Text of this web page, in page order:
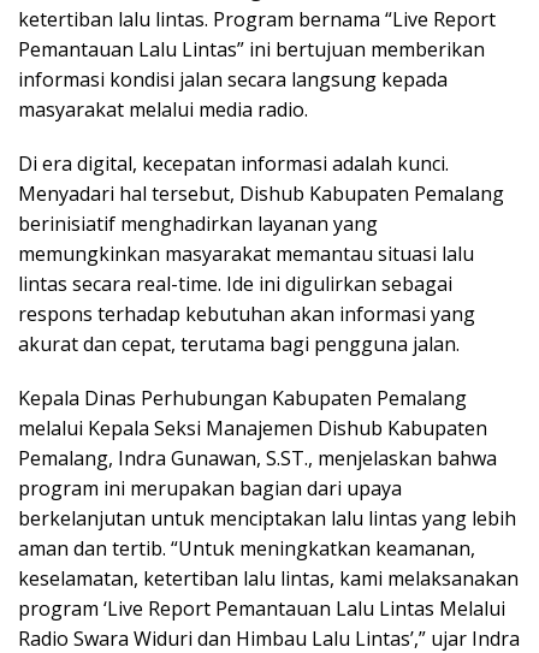
ketertiban lalu lintas. Program bernama “Live Report
Pemantauan Lalu Lintas” ini bertujuan memberikan
informasi kondisi jalan secara langsung kepada
masyarakat melalui media radio.
Di era digital, kecepatan informasi adalah kunci.
Menyadari hal tersebut, Dishub Kabupaten Pemalang
berinisiatif menghadirkan layanan yang
memungkinkan masyarakat memantau situasi lalu
lintas secara real-time. Ide ini digulirkan sebagai
respons terhadap kebutuhan akan informasi yang
akurat dan cepat, terutama bagi pengguna jalan.
Kepala Dinas Perhubungan Kabupaten Pemalang
melalui Kepala Seksi Manajemen Dishub Kabupaten
Pemalang, Indra Gunawan, S.ST., menjelaskan bahwa
program ini merupakan bagian dari upaya
berkelanjutan untuk menciptakan lalu lintas yang lebih
aman dan tertib. “Untuk meningkatkan keamanan,
keselamatan, ketertiban lalu lintas, kami melaksanakan
program ‘Live Report Pemantauan Lalu Lintas Melalui
Radio Swara Widuri dan Himbau Lalu Lintas’,” ujar Indra